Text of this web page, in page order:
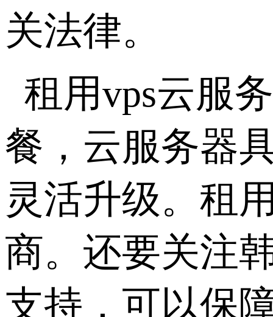
关法律。
租用vps云服
餐，云服务器
灵活升级。租
商。还要关注
支持，可以保